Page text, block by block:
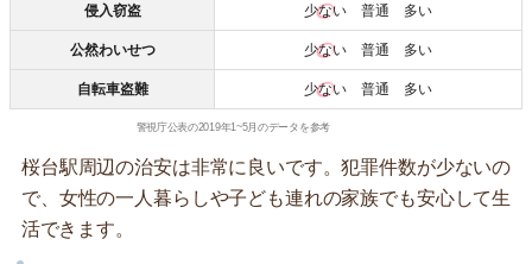
侵入窃盗 少ない 普通 多い
公然わいせつ 少ない 普通 多い
自転車盗難 少ない 普通 多い
警視庁公表の2019年1~5月のデータを参考
桜台駅周辺の治安は非常に良いです。犯罪件数が少ないの
で、女性の一人暮らしや子ども連れの家族でも安心して生
活できます。